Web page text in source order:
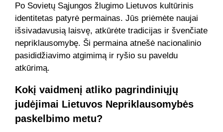
Po Sovietų Sąjungos žlugimo Lietuvos kultūrinis
identitetas patyrė permainas. Jūs priėmėte naujai
išsivadavusią laisvę, atkūrėte tradicijas ir švenčiate
nepriklausomybę. Ši permaina atnešė nacionalinio
pasididžiavimo atgimimą ir ryšio su paveldu
atkūrimą.
Kokį vaidmenį atliko pagrindiniųjų
judėjimai Lietuvos Nepriklausomybės
paskelbimo metu?